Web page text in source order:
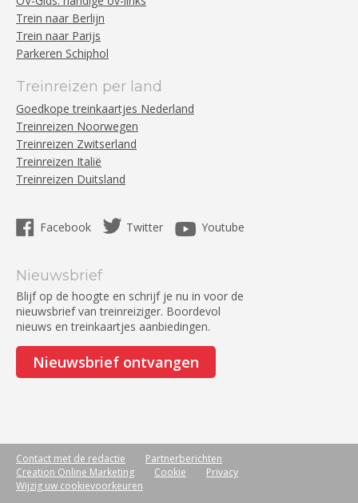
Trein naar Berlijn
Trein naar Parijs
Parkeren Schiphol
Treinreizen per land
Goedkope treinkaartjes Nederland
Treinreizen Noorwegen
Treinreizen Zwitserland
Treinreizen Italië
Treinreizen Duitsland
Facebook Twitter Youtube
Nieuwsbrief
Blijf op de hoogte en schrijf je nu in voor de
nieuwsbrief van treinreiziger. Boordevol
nieuws en treinkaartjes aanbiedingen.
Nieuwsbrief ontvangen
Contact met de redactie
Partnerberichten
Creation Online Marketing
Cookie
Privacy
Wijzig uw cookievoorkeuren